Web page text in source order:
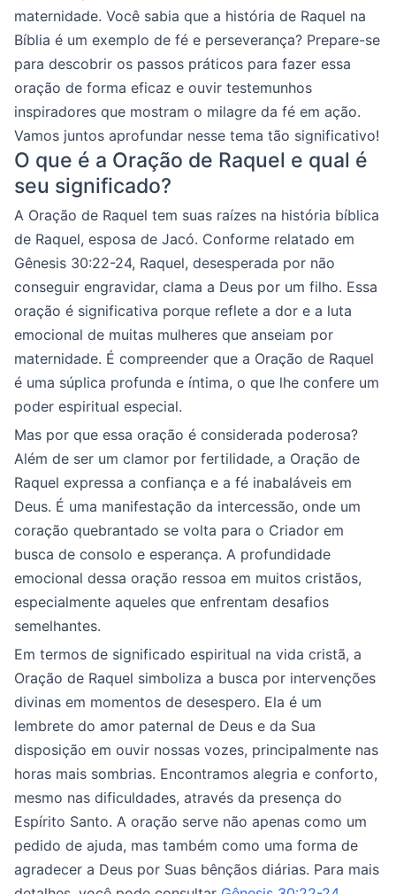
maternidade. Você sabia que a história de Raquel na
Bíblia é um exemplo de fé e perseverança? Prepare-se
para descobrir os passos práticos para fazer essa
oração de forma eficaz e ouvir testemunhos
inspiradores que mostram o milagre da fé em ação.
Vamos juntos aprofundar nesse tema tão significativo!
O que é a Oração de Raquel e qual é
seu significado?
A Oração de Raquel tem suas raízes na história bíblica
de Raquel, esposa de Jacó. Conforme relatado em
Gênesis 30:22-24, Raquel, desesperada por não
conseguir engravidar, clama a Deus por um filho. Essa
oração é significativa porque reflete a dor e a luta
emocional de muitas mulheres que anseiam por
maternidade. É compreender que a Oração de Raquel
é uma súplica profunda e íntima, o que lhe confere um
poder espiritual especial.
Mas por que essa oração é considerada poderosa?
Além de ser um clamor por fertilidade, a Oração de
Raquel expressa a confiança e a fé inabaláveis em
Deus. É uma manifestação da intercessão, onde um
coração quebrantado se volta para o Criador em
busca de consolo e esperança. A profundidade
emocional dessa oração ressoa em muitos cristãos,
especialmente aqueles que enfrentam desafios
semelhantes.
Em termos de significado espiritual na vida cristã, a
Oração de Raquel simboliza a busca por intervenções
divinas em momentos de desespero. Ela é um
lembrete do amor paternal de Deus e da Sua
disposição em ouvir nossas vozes, principalmente nas
horas mais sombrias. Encontramos alegria e conforto,
mesmo nas dificuldades, através da presença do
Espírito Santo. A oração serve não apenas como um
pedido de ajuda, mas também como uma forma de
agradecer a Deus por Suas bênçãos diárias. Para mais